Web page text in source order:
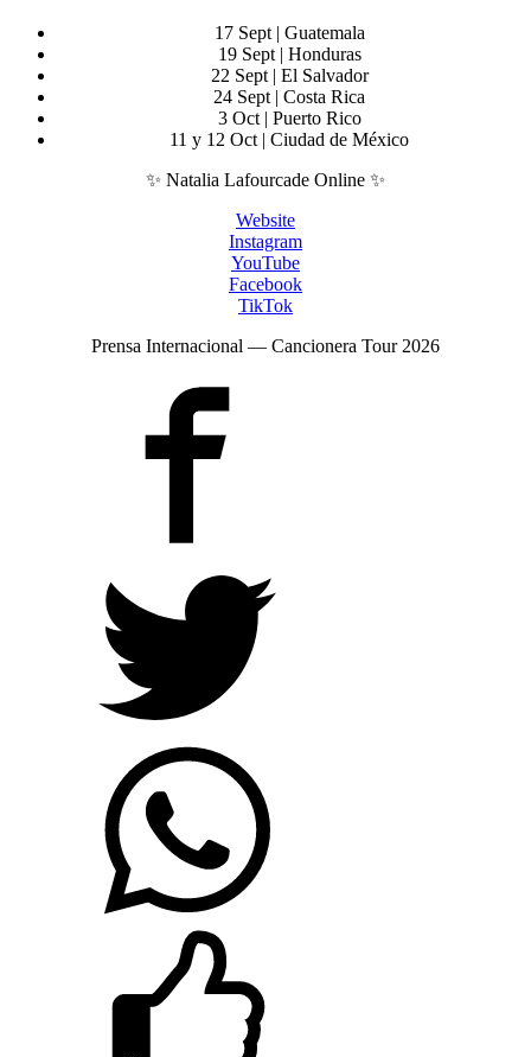
17 Sept | Guatemala
19 Sept | Honduras
22 Sept | El Salvador
24 Sept | Costa Rica
3 Oct | Puerto Rico
11 y 12 Oct | Ciudad de México
✨ Natalia Lafourcade Online ✨
Website
Instagram
YouTube
Facebook
TikTok
Prensa Internacional — Cancionera Tour 2026